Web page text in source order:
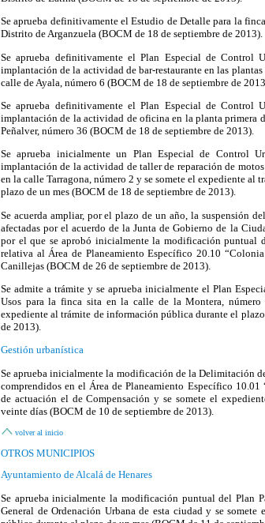
Se aprueba definitivamente el Estudio de Detalle para la
Distrito de Arganzuela (BOCM de 18 de septiembre de 2013).
Se aprueba definitivamente el Plan Especial de Control
implantación de la actividad de bar-restaurante en las
calle de Ayala, número 6 (BOCM de 18 de septiembre de
Se aprueba definitivamente el Plan Especial de Control
implantación de la actividad de oficina en la planta primera
Peñalver, número 36 (BOCM de 18 de septiembre de 2013).
Se aprueba inicialmente un Plan Especial de Control
implantación de la actividad de taller de reparación de
en la calle Tarragona, número 2 y se somete el expediente
plazo de un mes (BOCM de 18 de septiembre de 2013).
Se acuerda ampliar, por el plazo de un año, la suspensión
afectadas por el acuerdo de la Junta de Gobierno de la
por el que se aprobó inicialmente la modificación puntual
relativa al Área de Planeamiento Específico 20.10
Canillejas (BOCM de 26 de septiembre de 2013).
Se admite a trámite y se aprueba inicialmente el Plan
Usos para la finca sita en la calle de la Montera,
expediente al trámite de información pública durante el
de 2013).
Gestión urbanística
Se aprueba inicialmente la modificación de la Delimitación
comprendidos en el Área de Planeamiento Específico 10.01
de actuación el de Compensación y se somete el
veinte días (BOCM de 10 de septiembre de 2013).
volver al inicio
OTROS MUNICIPIOS
Ayuntamiento de Alcalá de Henares
Se aprueba inicialmente la modificación puntual del Plan
General de Ordenación Urbana de esta ciudad y se